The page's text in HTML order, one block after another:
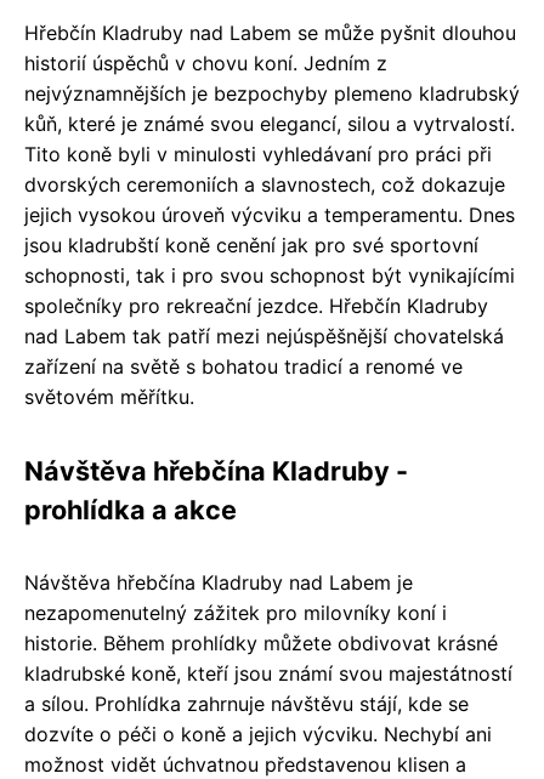
Hřebčín Kladruby nad Labem se může pyšnit dlouhou
historií úspěchů v chovu koní. Jedním z
nejvýznamnějších je bezpochyby plemeno kladrubský
kůň, které je známé svou elegancí, silou a vytrvalostí.
Tito koně byli v minulosti vyhledávaní pro práci při
dvorských ceremoniích a slavnostech, což dokazuje
jejich vysokou úroveň výcviku a temperamentu. Dnes
jsou kladrubští koně cenění jak pro své sportovní
schopnosti, tak i pro svou schopnost být vynikajícími
společníky pro rekreační jezdce. Hřebčín Kladruby
nad Labem tak patří mezi nejúspěšnější chovatelská
zařízení na světě s bohatou tradicí a renomé ve
světovém měřítku.
Návštěva hřebčína Kladruby -
prohlídka a akce
Návštěva hřebčína Kladruby nad Labem je
nezapomenutelný zážitek pro milovníky koní i
historie. Během prohlídky můžete obdivovat krásné
kladrubské koně, kteří jsou známí svou majestátností
a sílou. Prohlídka zahrnuje návštěvu stájí, kde se
dozvíte o péči o koně a jejich výcviku. Nechybí ani
možnost vidět úchvatnou představenou klisen a